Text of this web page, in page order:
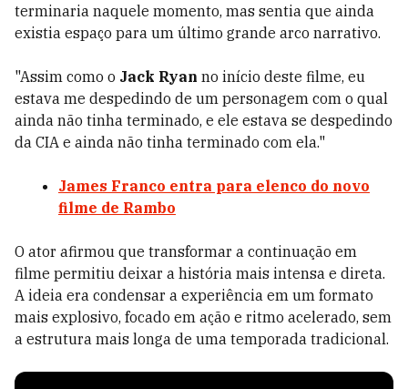
terminaria naquele momento, mas sentia que ainda
existia espaço para um último grande arco narrativo.
"Assim como o Jack Ryan no início deste filme, eu
estava me despedindo de um personagem com o qual
ainda não tinha terminado, e ele estava se despedindo
da CIA e ainda não tinha terminado com ela."
James Franco entra para elenco do novo
filme de Rambo
O ator afirmou que transformar a continuação em
filme permitiu deixar a história mais intensa e direta.
A ideia era condensar a experiência em um formato
mais explosivo, focado em ação e ritmo acelerado, sem
a estrutura mais longa de uma temporada tradicional.